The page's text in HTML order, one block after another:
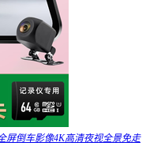
屏倒车影像4K高清夜视全景免走